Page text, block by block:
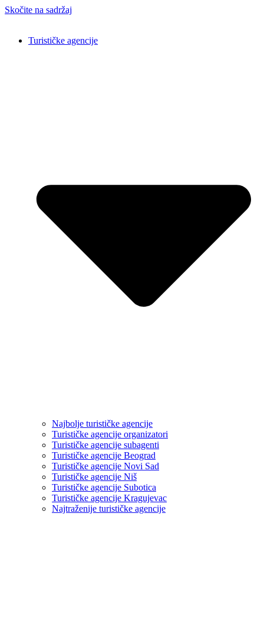
Skočite na sadržaj
Turističke agencije
Najbolje turističke agencije
Turističke agencije organizatori
Turističke agencije subagenti
Turističke agencije Beograd
Turističke agencije Novi Sad
Turističke agencije Niš
Turističke agencije Subotica
Turističke agencije Kragujevac
Najtraženije turističke agencije